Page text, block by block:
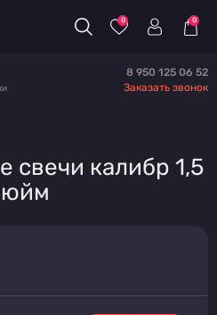
0 0
8 950 125 06 52
Заказать звонок
свечи калибр 1,5